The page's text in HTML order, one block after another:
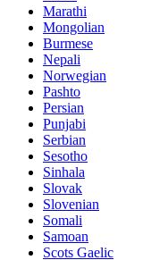
Marathi
Mongolian
Burmese
Nepali
Norwegian
Pashto
Persian
Punjabi
Serbian
Sesotho
Sinhala
Slovak
Slovenian
Somali
Samoan
Scots Gaelic